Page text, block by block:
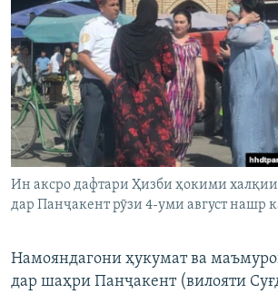
Ин аксро дафтари Ҳизби ҳокими
дар Панҷакент рӯзи 4-уми август нашр
Намояндагони ҳукумат ва
дар шаҳри Панҷакент (вилояти